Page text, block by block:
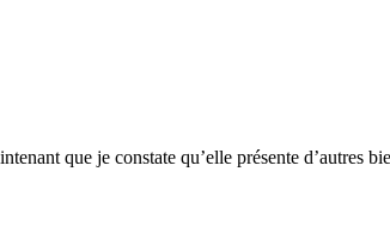
que je constate qu’elle présente d’autres